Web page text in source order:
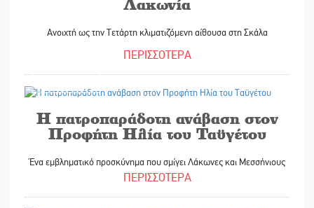
Λακωνία
Ανοιχτή ως την Τετάρτη κλιματιζόμενη αίθουσα στη Σκάλα
ΠΕΡΙΣΣΟΤΕΡΑ
Η πατροπαράδοτη ανάβαση στον
Προφήτη Ηλία του Ταϋγέτου
Ένα εμβληματικό προσκύνημα που σμίγει Λάκωνες και Μεσσήνιους
ΠΕΡΙΣΣΟΤΕΡΑ